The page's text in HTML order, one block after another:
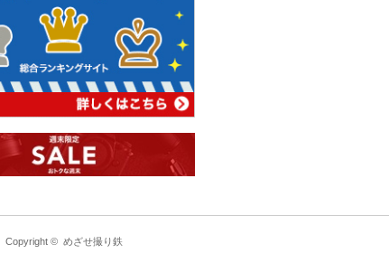
Copyright © めざせ撮り鉄